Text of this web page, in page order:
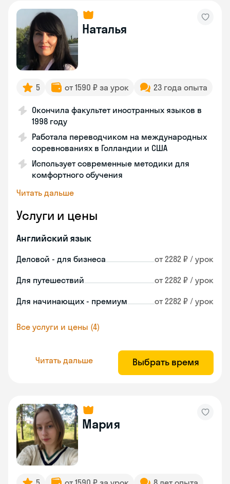
Наталья
5 от 1590 ₽ за урок 23 года опыта
Окончила факультет иностранных языков в
1998 году
Работала переводчиком на международных
соревнованиях в Голландии и США
Использует современные методики для
комфортного обучения
Читать дальше
Услуги и цены
Английский язык
Деловой - для бизнеса от 2282 ₽ / урок
Для путешествий от 2282 ₽ / урок
Для начинающих - премиум от 2282 ₽ / урок
Все услуги и цены (4)
Читать дальше Выбрать время
Мария